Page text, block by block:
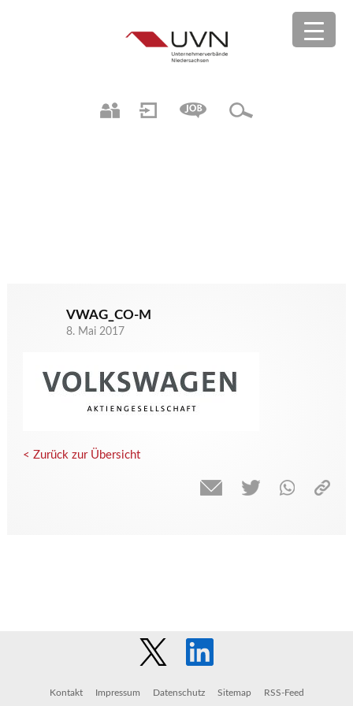
VWAG_CO-M
8. Mai 2017
< Zurück zur Übersicht
Kontakt Impressum Datenschutz Sitemap RSS-Feed